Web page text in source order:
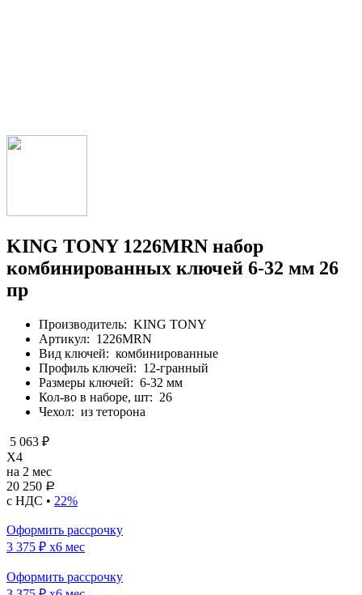
KING TONY 1226MRN набор
комбинированных ключей 6-32 мм 26
пр
Производитель: KING TONY
Артикул: 1226MRN
Вид ключей: комбинированные
Профиль ключей: 12-гранный
Размеры ключей: 6-32 мм
Кол-во в наборе, шт: 26
Чехол: из теторона
5 063 ₽
X4
на 2 мес
20 250 Р
с НДС • 22%
Оформить рассрочку
3 375 ₽ x6 мес
Оформить рассрочку